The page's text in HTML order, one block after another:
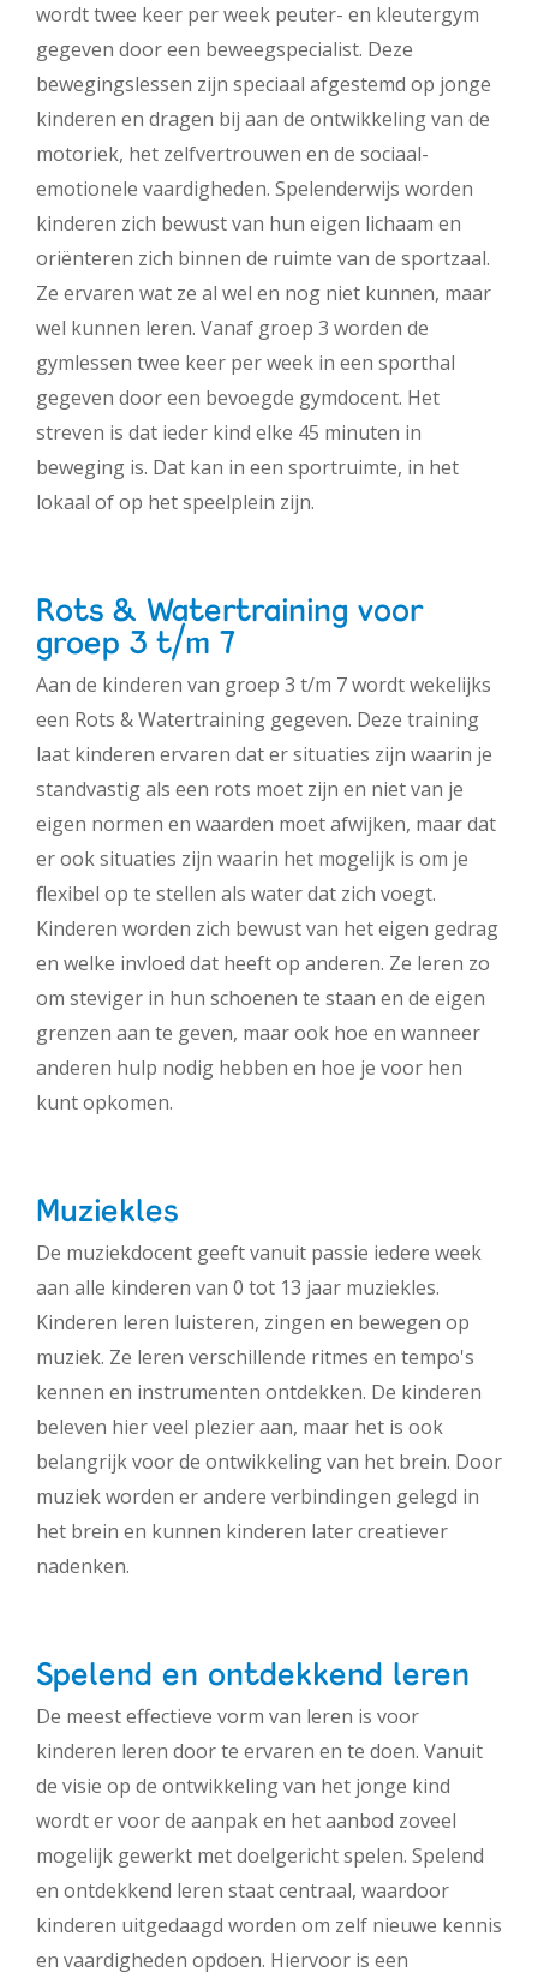
wordt twee keer per week peuter- en kleutergym
gegeven door een beweegspecialist. Deze
bewegingslessen zijn speciaal afgestemd op jonge
kinderen en dragen bij aan de ontwikkeling van de
motoriek, het zelfvertrouwen en de sociaal-
emotionele vaardigheden. Spelenderwijs worden
kinderen zich bewust van hun eigen lichaam en
oriënteren zich binnen de ruimte van de sportzaal.
Ze ervaren wat ze al wel en nog niet kunnen, maar
wel kunnen leren. Vanaf groep 3 worden de
gymlessen twee keer per week in een sporthal
gegeven door een bevoegde gymdocent. Het
streven is dat ieder kind elke 45 minuten in
beweging is. Dat kan in een sportruimte, in het
lokaal of op het speelplein zijn.
Rots & Watertraining voor
groep 3 t/m 7
Aan de kinderen van groep 3 t/m 7 wordt wekelijks
een Rots & Watertraining gegeven. Deze training
laat kinderen ervaren dat er situaties zijn waarin je
standvastig als een rots moet zijn en niet van je
eigen normen en waarden moet afwijken, maar dat
er ook situaties zijn waarin het mogelijk is om je
flexibel op te stellen als water dat zich voegt.
Kinderen worden zich bewust van het eigen gedrag
en welke invloed dat heeft op anderen. Ze leren zo
om steviger in hun schoenen te staan en de eigen
grenzen aan te geven, maar ook hoe en wanneer
anderen hulp nodig hebben en hoe je voor hen
kunt opkomen.
Muziekles
De muziekdocent geeft vanuit passie iedere week
aan alle kinderen van 0 tot 13 jaar muziekles.
Kinderen leren luisteren, zingen en bewegen op
muziek. Ze leren verschillende ritmes en tempo's
kennen en instrumenten ontdekken. De kinderen
beleven hier veel plezier aan, maar het is ook
belangrijk voor de ontwikkeling van het brein. Door
muziek worden er andere verbindingen gelegd in
het brein en kunnen kinderen later creatiever
nadenken.
Spelend en ontdekkend leren
De meest effectieve vorm van leren is voor
kinderen leren door te ervaren en te doen. Vanuit
de visie op de ontwikkeling van het jonge kind
wordt er voor de aanpak en het aanbod zoveel
mogelijk gewerkt met doelgericht spelen. Spelend
en ontdekkend leren staat centraal, waardoor
kinderen uitgedaagd worden om zelf nieuwe kennis
en vaardigheden opdoen. Hiervoor is een